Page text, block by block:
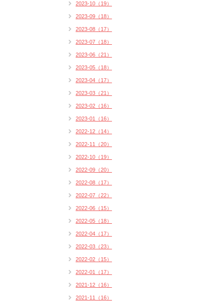
2023-10（19）
2023-09（18）
2023-08（17）
2023-07（18）
2023-06（21）
2023-05（18）
2023-04（17）
2023-03（21）
2023-02（16）
2023-01（16）
2022-12（14）
2022-11（20）
2022-10（19）
2022-09（20）
2022-08（17）
2022-07（22）
2022-06（15）
2022-05（18）
2022-04（17）
2022-03（23）
2022-02（15）
2022-01（17）
2021-12（16）
2021-11（16）